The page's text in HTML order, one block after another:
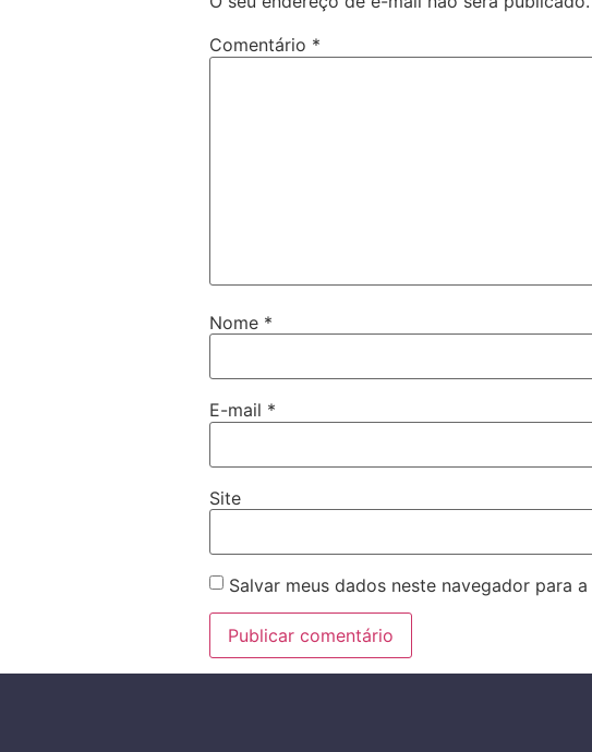
Comentário *
Nome *
E-mail *
Site
Salvar meus dados neste navegador para